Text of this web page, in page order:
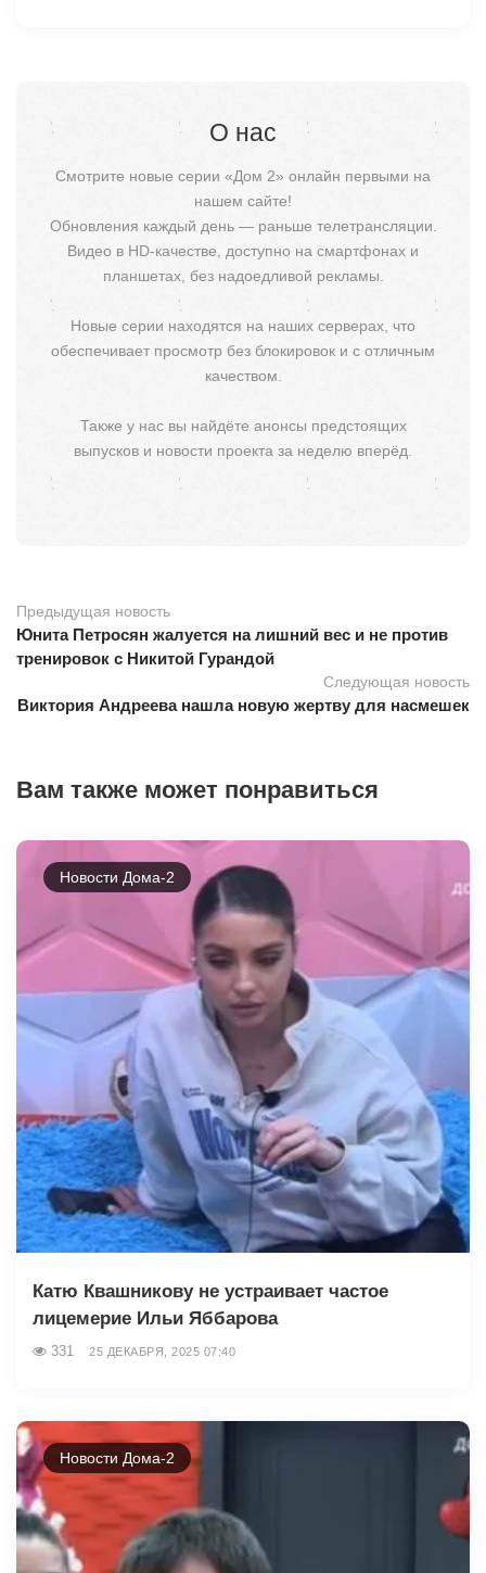
О нас
Смотрите новые серии «Дом 2» онлайн первыми на
нашем сайте!
Обновления каждый день — раньше телетрансляции.
Видео в HD-качестве, доступно на смартфонах и
планшетах, без надоедливой рекламы.
Новые серии находятся на наших серверах, что
обеспечивает просмотр без блокировок и с отличным
качеством.
Также у нас вы найдёте анонсы предстоящих
выпусков и новости проекта за неделю вперёд.
Предыдущая новость
Юнита Петросян жалуется на лишний вес и не против
тренировок с Никитой Гурандой
Следующая новость
Виктория Андреева нашла новую жертву для насмешек
Вам также может понравиться
Новости Дома-2
Катю Квашникову не устраивает частое
лицемерие Ильи Яббарова
331 25 ДЕКАБРЯ, 2025 07:40
Новости Дома-2